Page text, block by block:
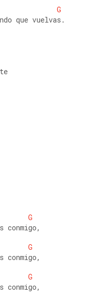
G
que vuelvas.
G
conmigo,
G
conmigo,
G
conmigo,